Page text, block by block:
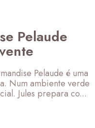
Pelaude
Pelaude é uma
Num ambiente verde
Jules prepara co...